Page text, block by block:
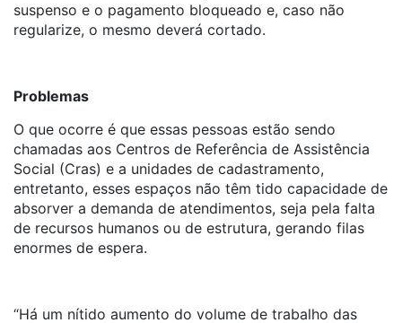
suspenso e o pagamento bloqueado e, caso não
regularize, o mesmo deverá cortado.
Problemas
O que ocorre é que essas pessoas estão sendo
chamadas aos Centros de Referência de Assistência
Social (Cras) e a unidades de cadastramento,
entretanto, esses espaços não têm tido capacidade de
absorver a demanda de atendimentos, seja pela falta
de recursos humanos ou de estrutura, gerando filas
enormes de espera.
“Há um nítido aumento do volume de trabalho das